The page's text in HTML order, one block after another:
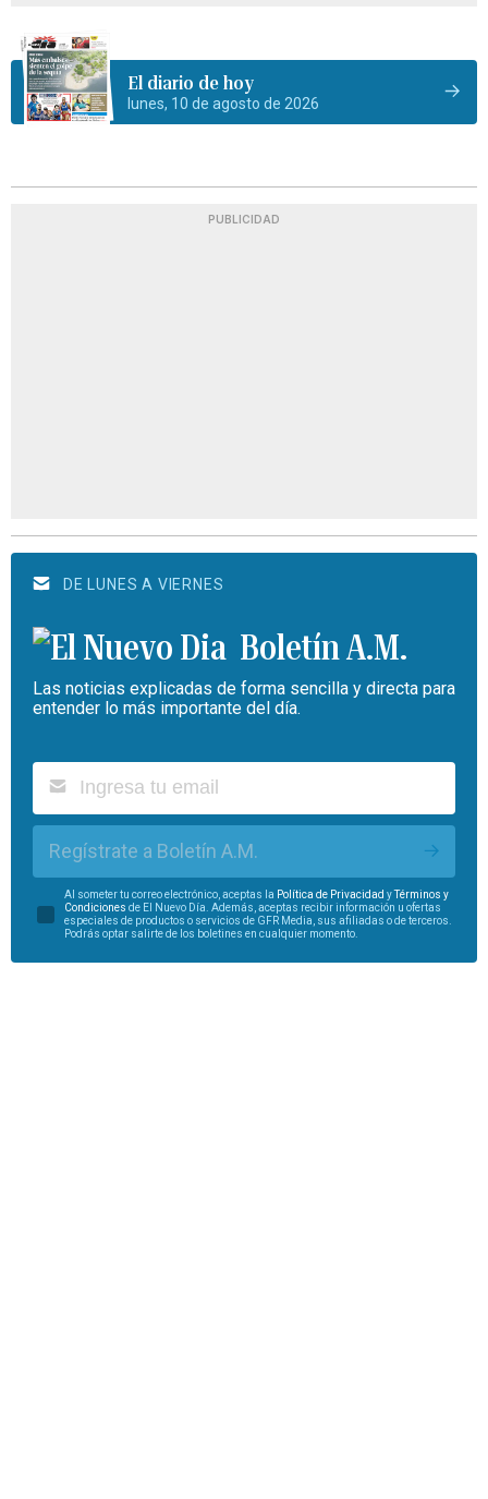
El diario de hoy
lunes, 10 de agosto de 2026
PUBLICIDAD
DE LUNES A VIERNES
Boletín A.M.
Las noticias explicadas de forma sencilla y directa para
entender lo más importante del día.
Regístrate a Boletín A.M.
Al someter tu correo electrónico, aceptas la Política de Privacidad yTérminos y
Condiciones de El Nuevo Día. Además, aceptas recibir información u ofertas
especiales de productos o servicios de GFR Media, sus afiliadas o de terceros.
Podrás optar salirte de los boletines en cualquier momento.